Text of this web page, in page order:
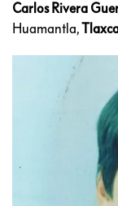
Carlos Rivera
Huamantla,